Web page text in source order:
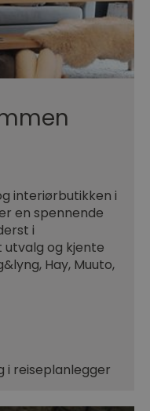
interiørbutikken i
en spennende
i
og kjente
Hay, Muuto,